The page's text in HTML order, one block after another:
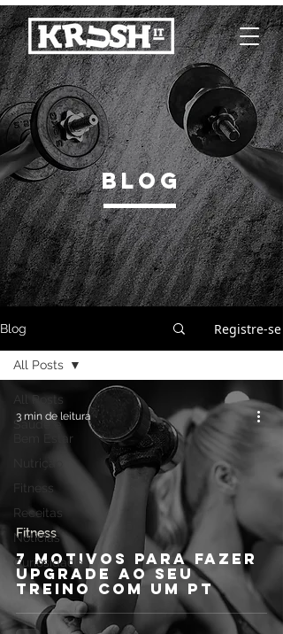
BLOG
Blog Registre-se
All Posts
Saúde e
Bem Estar
Nutrição
Fitness
Receitas
Notícias
Curiosidades
All Posts
7 motivos para fazer
upgrade ao seu
treino com um PT
Fitness
3 min de leitura